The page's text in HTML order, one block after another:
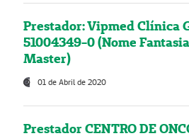
Prestador: Vipmed Clínica
51004349-0 (Nome
Master)
01 de Abril de 2020
Prestador CENTRO DE